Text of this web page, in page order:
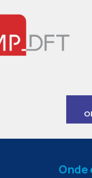
Onde